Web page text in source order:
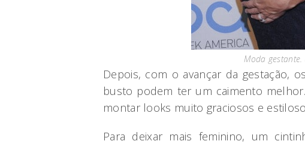
Moda gestante.
Depois, com o avançar da gestação,
busto podem ter um caimento
montar looks muito graciosos e
Para deixar mais feminino, um